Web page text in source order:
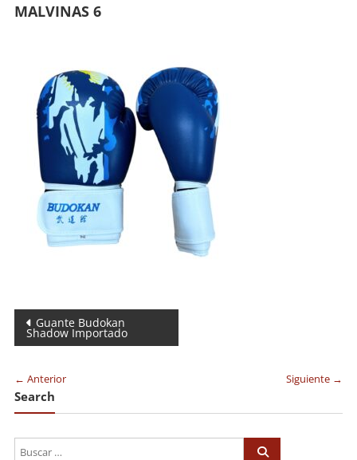
MALVINAS 6
Navegación
de
entradas
Guante Budokan
Shadow Importado
← Anterior Siguiente →
Search